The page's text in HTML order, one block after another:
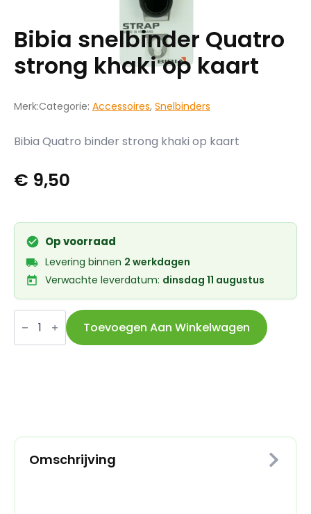
Bibia snelbinder Quatro
strong khaki op kaart
Merk:Categorie: Accessoires, Snelbinders
Bibia Quatro binder strong khaki op kaart
€ 9,50
Op voorraad
Levering binnen 2 werkdagen
Verwachte leverdatum: dinsdag 11 augustus
Bibia
snelbinder
Quatro
strong
Toevoegen Aan Winkelwagen
Omschrijving